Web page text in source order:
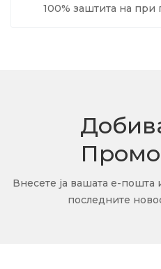
100% заштита на при
Внесете ја вашата е-пошта
последните